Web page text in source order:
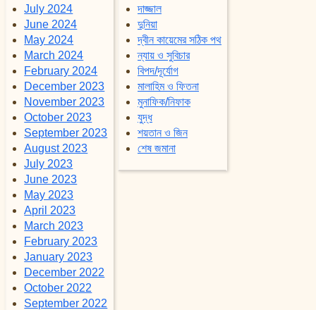
July 2024
June 2024
May 2024
March 2024
February 2024
December 2023
November 2023
October 2023
September 2023
August 2023
July 2023
June 2023
May 2023
April 2023
March 2023
February 2023
January 2023
December 2022
October 2022
September 2022
দাজ্জাল
দুনিয়া
দ্বীন কায়েমের সঠিক পথ
ন্যায় ও সুবিচার
বিপদ/দূর্যোগ
মালাহিম ও ফিতনা
মুনাফিক/নিফাক
যুদ্ধ
শয়তান ও জিন
শেষ জমানা